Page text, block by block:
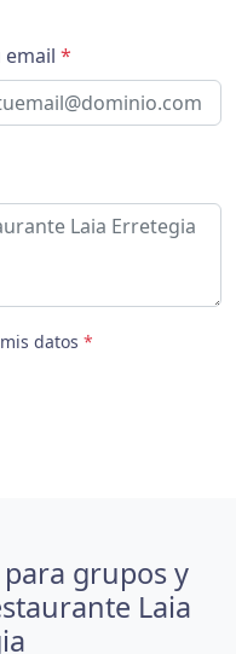
email *
datos *
grupos y
Laia